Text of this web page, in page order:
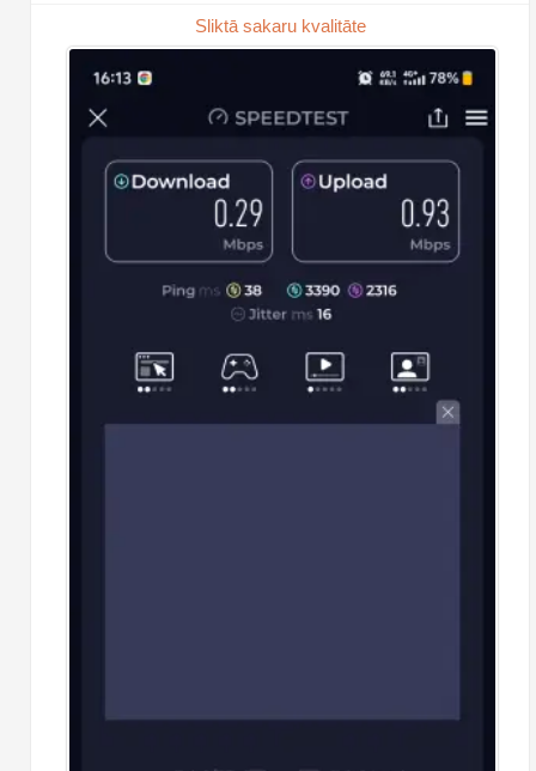
Sliktā sakaru kvalitāte